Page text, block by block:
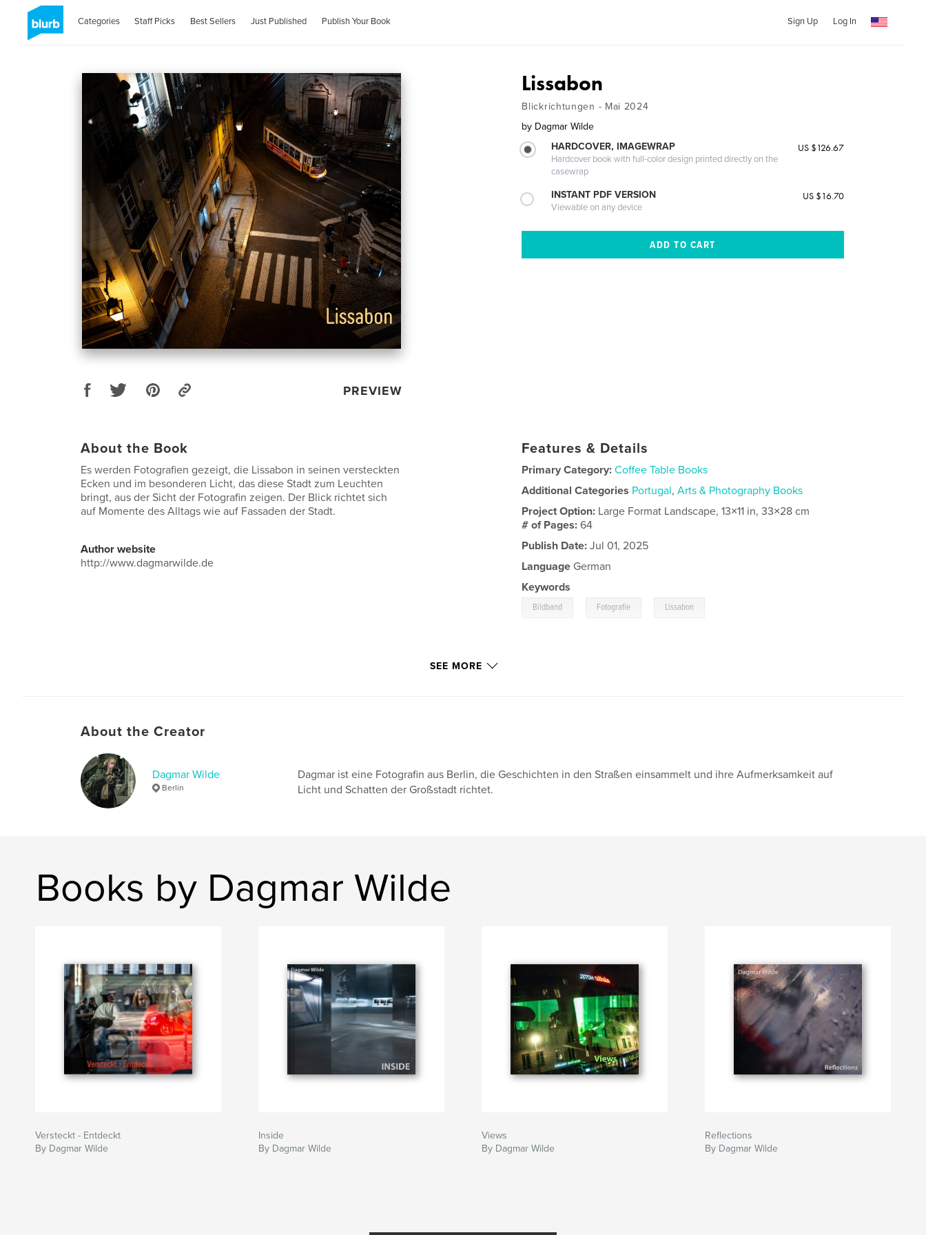
Categories Staff Picks Best Sellers Just Published Publish Your Book Sign Up Log In
PREVIEW
Lissabon
Blickrichtungen - Mai 2024
by Dagmar Wilde
HARDCOVER, IMAGEWRAP
Hardcover book with full-color design printed directly on the
casewrap
US $126.67
INSTANT PDF VERSION
Viewable on any device
US $16.70
About the Book
Es werden Fotografien gezeigt, die Lissabon in seinen versteckten
Ecken und im besonderen Licht, das diese Stadt zum Leuchten
bringt, aus der Sicht der Fotografin zeigen. Der Blick richtet sich
auf Momente des Alltags wie auf Fassaden der Stadt.
Author website
http://www.dagmarwilde.de
Features & Details
Primary Category: Coffee Table Books
Additional Categories Portugal,Arts & Photography Books
Project Option: Large Format Landscape, 13×11 in, 33×28 cm
# of Pages:64
Publish Date: Jul 01, 2025
Language German
Keywords
Bildband Fotografie Lissabon
SEE MORE
About the Creator
Dagmar Wilde
Berlin
Dagmar ist eine Fotografin aus Berlin, die Geschichten in den Straßen einsammelt und ihre Aufmerksamkeit auf
Licht und Schatten der Großstadt richtet.
Books by Dagmar Wilde
Versteckt - Entdeckt
By Dagmar Wilde
Inside
By Dagmar Wilde
Views
By Dagmar Wilde
Reflections
By Dagmar Wilde